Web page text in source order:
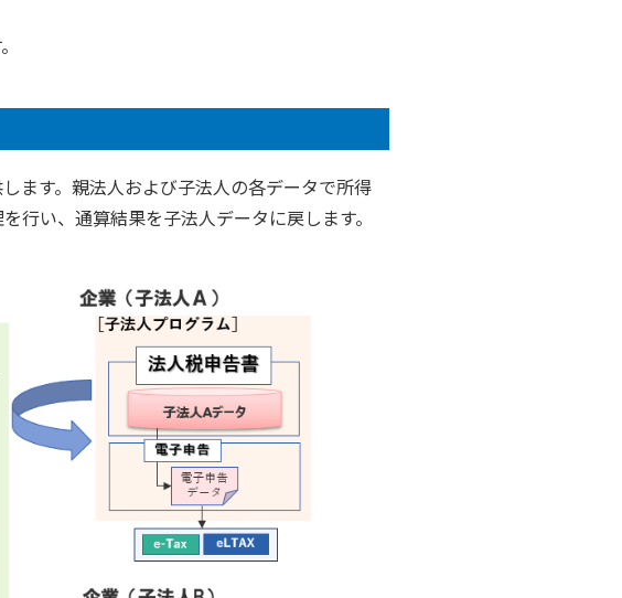
ます。親法人および子法人の各データで所得
行い、通算結果を子法人データに戻します。